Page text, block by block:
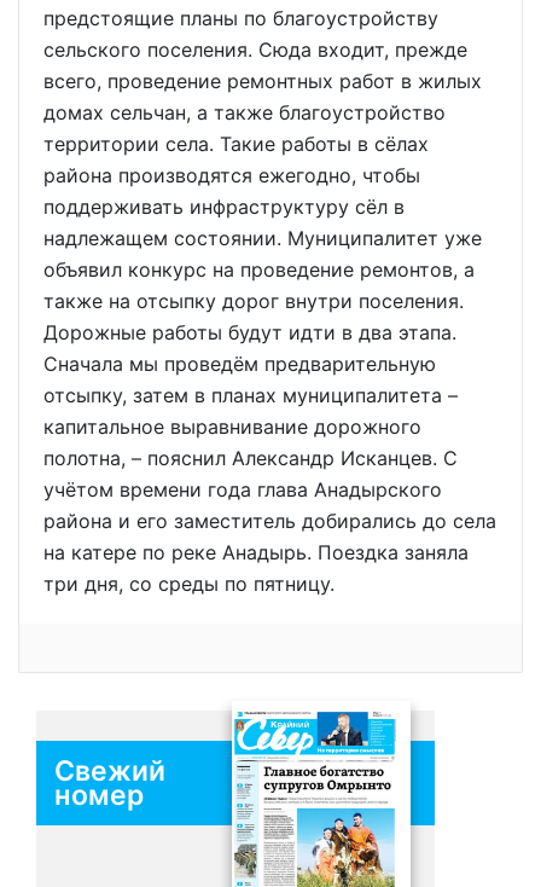
предстоящие планы по благоустройству
сельского поселения. Сюда входит, прежде
всего, проведение ремонтных работ в жилых
домах сельчан, а также благоустройство
территории села. Такие работы в сёлах
района производятся ежегодно, чтобы
поддерживать инфраструктуру сёл в
надлежащем состоянии. Муниципалитет уже
объявил конкурс на проведение ремонтов, а
также на отсыпку дорог внутри поселения.
Дорожные работы будут идти в два этапа.
Сначала мы проведём предварительную
отсыпку, затем в планах муниципалитета –
капитальное выравнивание дорожного
полотна, – пояснил Александр Исканцев. С
учётом времени года глава Анадырского
района и его заместитель добирались до села
на катере по реке Анадырь. Поездка заняла
три дня, со среды по пятницу.
Свежий
номер